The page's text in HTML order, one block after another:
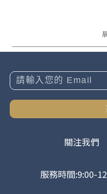
關注我們
服務時間:9:00-